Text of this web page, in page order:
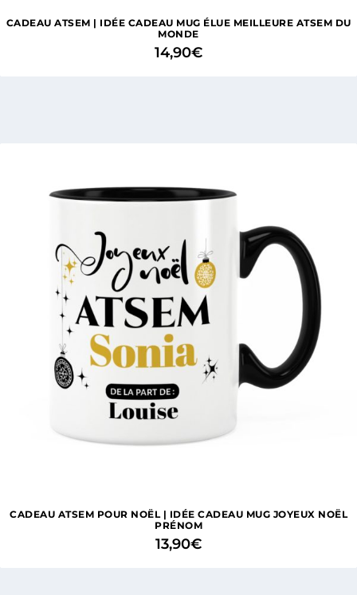
CADEAU ATSEM | IDÉE CADEAU MUG ÉLUE MEILLEURE ATSEM DU
MONDE
14,90€
CADEAU ATSEM POUR NOËL | IDÉE CADEAU MUG JOYEUX NOËL
PRÉNOM
13,90€